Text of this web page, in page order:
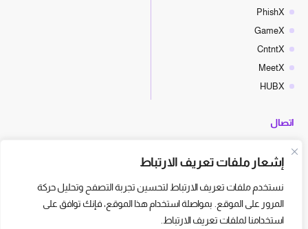
إشعار ملفات تعريف الارتباط
نستخدم ملفات تعريف الارتباط لتحسين تجربة التصفح وتحليل حركة
المرور على الموقع. بمواصلة استخدام هذا الموقع، فإنك توافق على
استخدامنا لملفات تعريف الارتباط.
PhishX
GameX
CntntX
MeetX
HUBX
اتصال
hello@cyberx.world